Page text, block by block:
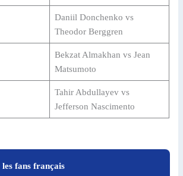
Daniil Donchenko vs
Theodor Berggren
Bekzat Almakhan vs Jean
Matsumoto
Tahir Abdullayev vs
Jefferson Nascimento
fans français